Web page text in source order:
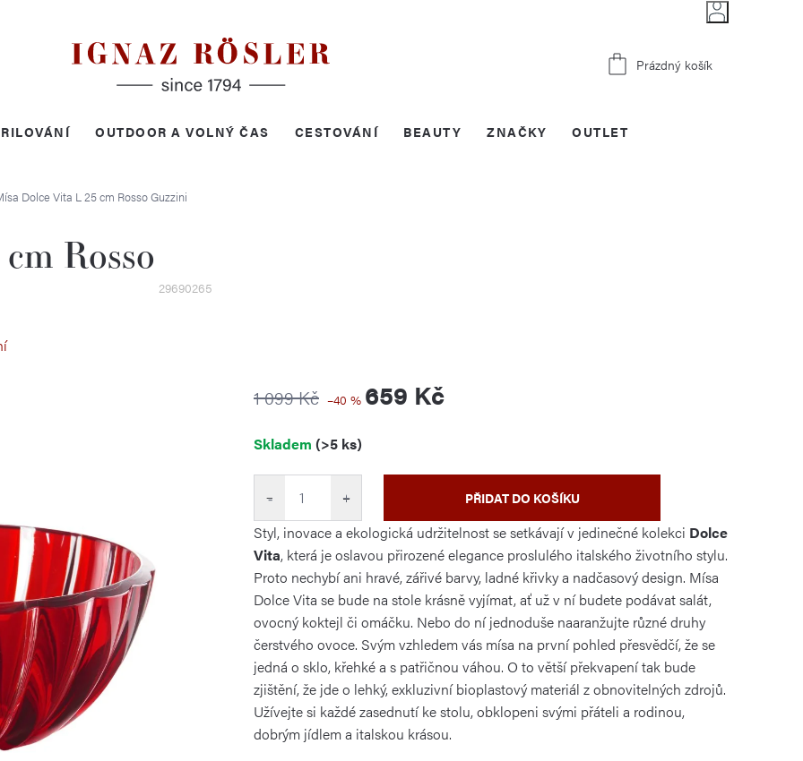
Nákupní
Prázdný košík
OUTDOOR A VOLNÝ ČAS CESTOVÁNÍ BEAUTY OUTLET
ZNAČKY
Dolce Vita L 25 cm RossoGuzzini
Rosso
29690265
1 099 Kč –40 % 659 Kč
cena:
Skladem (>5 ks)
+
− PŘIDAT DO KOŠÍKU
Styl, inovace a ekologická udržitelnost se setkávají v jedinečné kolekci Dolce
Vita, která je oslavou přirozené elegance proslulého italského životního stylu.
Proto nechybí ani hravé, zářivé barvy, ladné křivky a nadčasový design. Mísa
Dolce Vita se bude na stole krásně vyjímat, ať už v ní budete podávat salát,
ovocný koktejl či omáčku. Nebo do ní jednoduše naaranžujte různé druhy
čerstvého ovoce. Svým vzhledem vás mísa na první pohled přesvědčí, že se
jedná o sklo, křehké a s patřičnou váhou. O to větší překvapení tak bude
zjištění, že jde o lehký, exkluzivní bioplastový materiál z obnovitelných zdrojů.
Užívejte si každé zasednutí ke stolu, obklopeni svými přáteli a rodinou,
dobrým jídlem a italskou krásou.